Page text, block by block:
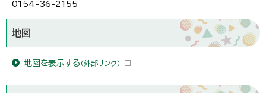
0154-36-2155
地図
地図を表示する （外部リンク）